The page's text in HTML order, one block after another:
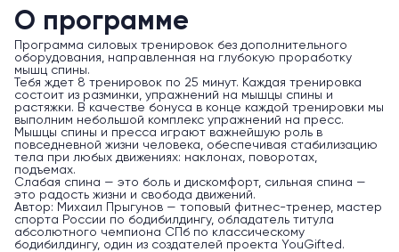
О программе
Программа силовых тренировок без дополнительного
оборудования, направленная на глубокую проработку
мышц спины.
Тебя ждет 8 тренировок по 25 минут. Каждая тренировка
состоит из разминки, упражнений на мышцы спины и
растяжки. В качестве бонуса в конце каждой тренировки мы
выполним небольшой комплекс упражнений на пресс.
Мышцы спины и пресса играют важнейшую роль в
повседневной жизни человека, обеспечивая стабилизацию
тела при любых движениях: наклонах, поворотах,
подъемах.
Слабая спина — это боль и дискомфорт, сильная спина —
это радость жизни и свобода движений.
Автор: Михаил Прыгунов — топовый фитнес-тренер, мастер
спорта России по бодибилдингу, обладатель титула
абсолютного чемпиона СПб по классическому
бодибилдингу, один из создателей проекта YouGifted.